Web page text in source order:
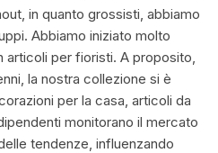
in quanto grossisti, abbiamo
Abbiamo iniziato molto
per fioristi. A proposito,
la nostra collezione si è
per la casa, articoli da
monitorano il mercato
tendenze, influenzando